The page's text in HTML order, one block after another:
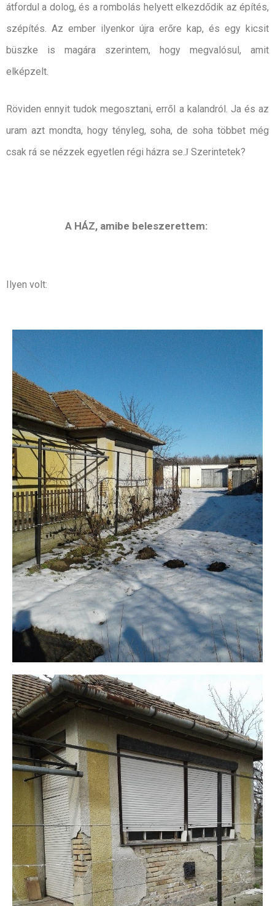
átfordul a dolog, és a rombolás helyett elkezdődik az építés,
szépítés. Az ember ilyenkor újra erőre kap, és egy kicsit
büszke is magára szerintem, hogy megvalósul, amit
elképzelt.
Röviden ennyit tudok megosztani, erről a kalandról. Ja és az
uram azt mondta, hogy tényleg, soha, de soha többet még
csak rá se nézzek egyetlen régi házra se. J Szerintetek?
A HÁZ, amibe beleszerettem:
Ilyen volt: